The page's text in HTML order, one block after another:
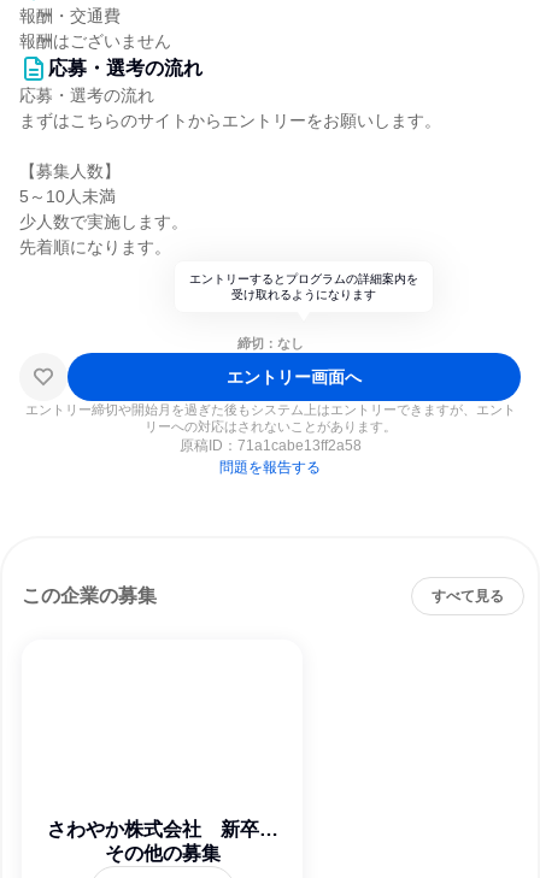
報酬・交通費
報酬はございません
応募・選考の流れ
応募・選考の流れ
まずはこちらのサイトからエントリーをお願いします。
【募集人数】
5～10人未満
少人数で実施します。
先着順になります。
エントリーするとプログラムの詳細案内を
受け取れるようになります
締切：なし
エントリー画面へ
エントリー締切や開始月を過ぎた後もシステム上はエントリーできますが、エント
リーへの対応はされないことがあります。
原稿ID： 71a1cabe13ff2a58
問題を報告する
この企業の募集 すべて見る
さわやか株式会社 新卒・
中途
その他の募集